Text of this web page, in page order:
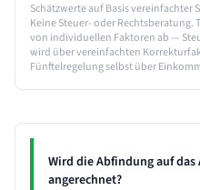
Schätzwerte auf Basis vereinfachter
Keine Steuer- oder
von individuellen Faktoren ab —
wird über vereinfachten
Fünftelregelung selbst über
Wird die Abfindung auf
angerechnet?